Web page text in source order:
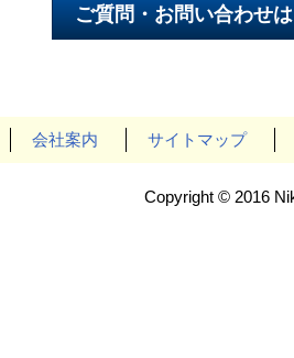
会社案内 サイトマップ
Copyright © 2016